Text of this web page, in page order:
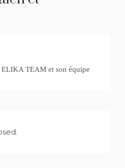
TEAM et son équipe